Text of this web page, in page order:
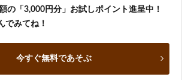
の「3,000円分」お試しポイント進呈中！
でみてね！
今すぐ無料であそぶ